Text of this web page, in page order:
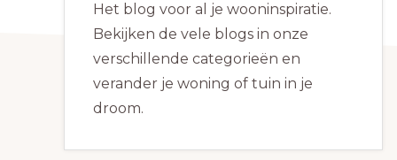
Het blog voor al je wooninspiratie.
Bekijken de vele blogs in onze
verschillende categorieën en
verander je woning of tuin in je
droom.